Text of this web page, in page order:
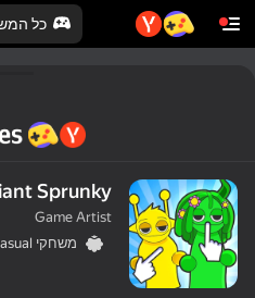
כל
Sprunky
Game Artist
משחקי Casual